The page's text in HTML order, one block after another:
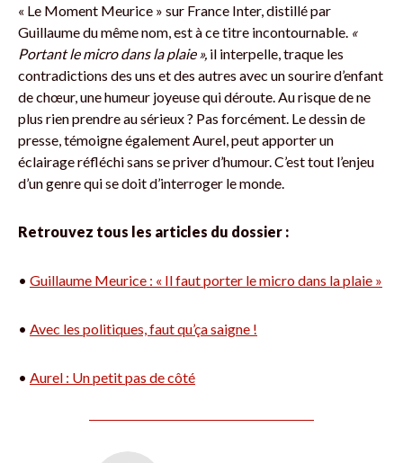
« Le Moment Meurice » sur France Inter, distillé par
Guillaume du même nom, est à ce titre incontournable. «
Portant le micro dans la plaie », il interpelle, traque les
contradictions des uns et des autres avec un sourire d’enfant
de chœur, une humeur joyeuse qui déroute. Au risque de ne
plus rien prendre au sérieux ? Pas forcément. Le dessin de
presse, témoigne également Aurel, peut apporter un
éclairage réfléchi sans se priver d’humour. C’est tout l’enjeu
d’un genre qui se doit d’interroger le monde.
Retrouvez tous les articles du dossier :
• Guillaume Meurice : « Il faut porter le micro dans la plaie »
• Avec les politiques, faut qu’ça saigne !
• Aurel : Un petit pas de côté